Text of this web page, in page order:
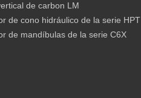
de carbon LM
de cono hidráulico de la serie HPT
de mandíbulas de la serie C6X